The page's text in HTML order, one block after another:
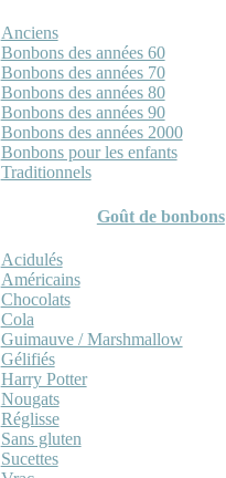
Anciens
Bonbons des années 60
Bonbons des années 70
Bonbons des années 80
Bonbons des années 90
Bonbons des années 2000
Bonbons pour les enfants
Traditionnels
Goût de bonbons
Acidulés
Américains
Chocolats
Cola
Guimauve / Marshmallow
Gélifiés
Harry Potter
Nougats
Réglisse
Sans gluten
Sucettes